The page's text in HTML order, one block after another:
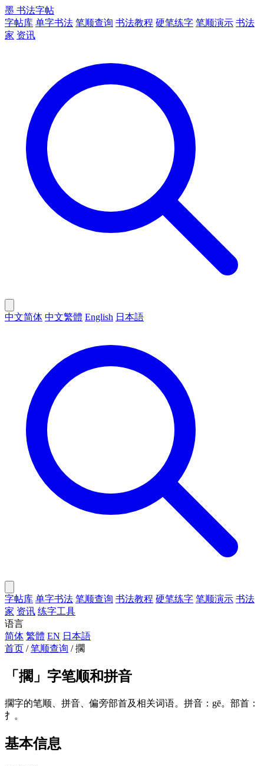
墨 书法字帖
字帖库 单字书法 笔顺查询 书法教程 硬笔练字 笔顺演示 书法
家 资讯
中文简体 中文繁體 English 日本語
字帖库 单字书法 笔顺查询 书法教程 硬笔练字 笔顺演示 书法
家 资讯 练字工具
语言
简体 繁體 EN 日本語
首页 / 笔顺查询 / 擱
「 擱 」字笔顺和拼音
擱字的笔顺、拼音、偏旁部首及相关词语。拼音：gē。部首：
扌。
基本信息